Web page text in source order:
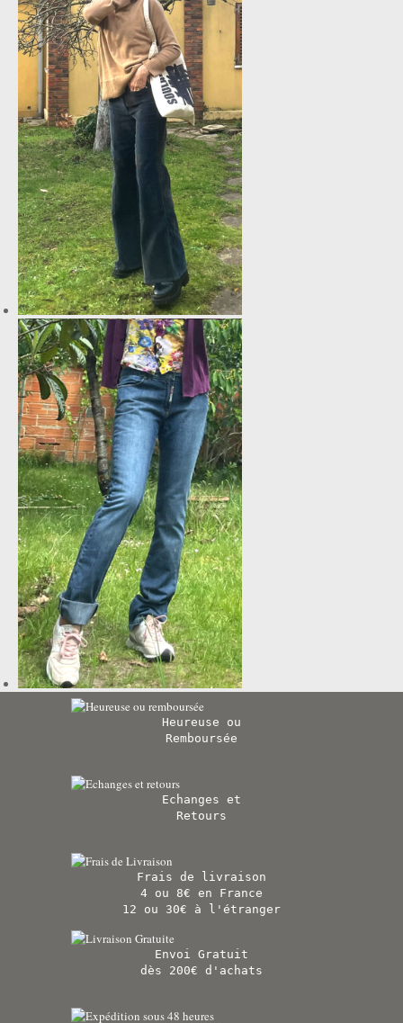
Heureuse ou
Remboursée
Echanges et
Retours
Frais de livraison
4 ou 8€ en France
12 ou 30€ à l'étranger
Envoi Gratuit
dès 200€ d'achats